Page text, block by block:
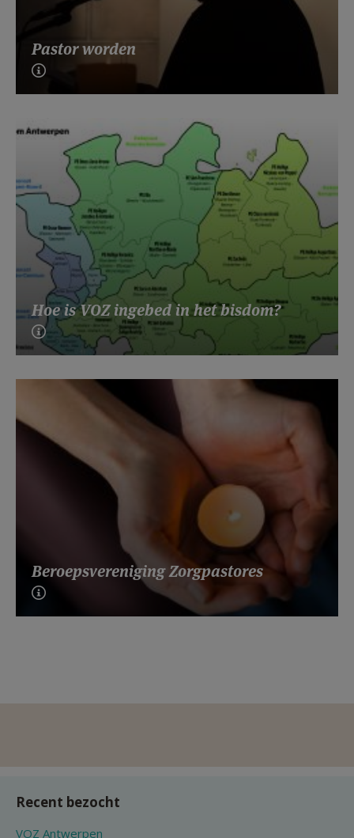
Pastor worden
Hoe is VOZ ingebed in het bisdom?
Beroepsvereniging Zorgpastores
Recent bezocht
VOZ Antwerpen